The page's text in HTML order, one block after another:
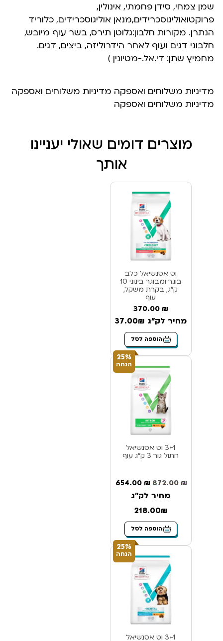
שמן‬ צמחי, סידן פחמתי, אינולין,
פרוקטואוליגוסכרידים,‬מנאן אוליגוסכרידים, כלוריד
הנתרן. מקורות חלבון:‬גלוטן תירס, בשר עוף מיובש,
חלבוני דגים ועוף לאחר‬ ‫הידרוליזה, ביצים, דגים.
מחמיץ שתן: די.אל.-מטיונין )
מדיניות משלוחים ואספקה מדיניות משלוחים ואספקה
מדיניות משלוחים ואספקה
מוצרים דומים שאולי יעניינו
אותך
וט אסנשיאל כלב
בוגר ומבוגר בינוני 10
ק”ג, בקרת משקל,
עוף
370.00 ₪
מחיר לק"ג 37.00₪
הוספה לסל
25%
הנחה
3+1 וט אסנשיאל
חתול גור 3 ק”ג עוף
872.00₪
654.00 ₪
מחיר לק"ג
218.00₪
הוספה לסל
25%
הנחה
3+1 וט אסנשיאל